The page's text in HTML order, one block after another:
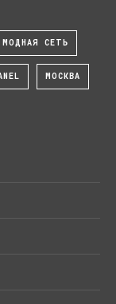
МОДНАЯ СЕТЬ
МОСКВА